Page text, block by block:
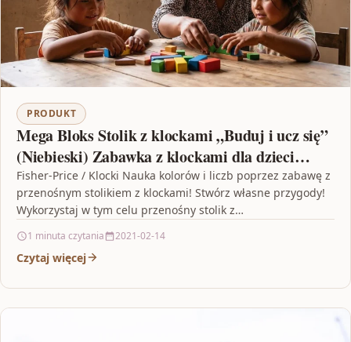
PRODUKT
Mega Bloks Stolik z klockami „Buduj i ucz się”
(Niebieski) Zabawka z klockami dla dzieci
FGV05
Fisher-Price / Klocki ​Nauka kolorów i liczb poprzez zabawę z
przenośnym stolikiem z klockami! Stwórz własne przygody!
Wykorzystaj w tym celu przenośny stolik z…
1 minuta czytania 2021-02-14
Czytaj więcej